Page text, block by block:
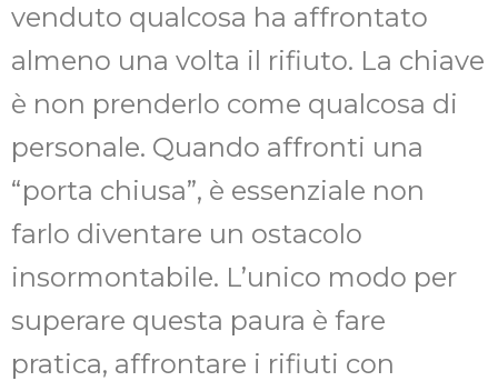
venduto qualcosa ha affrontato
almeno una volta il rifiuto. La chiave
è non prenderlo come qualcosa di
personale. Quando affronti una
“porta chiusa”, è essenziale non
farlo diventare un ostacolo
insormontabile. L’unico modo per
superare questa paura è fare
pratica, affrontare i rifiuti con